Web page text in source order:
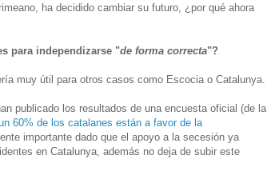
ha decidido cambiar su futuro, ¿por qué ahora
para independizarse "de forma correcta"?
muy útil para otros casos como Escocia o Catalunya.
publicado los resultados de una encuesta oficial (de la
60% de los catalanes están a favor de la
importante dado que el apoyo a la secesión ya
en Catalunya, además no deja de subir este